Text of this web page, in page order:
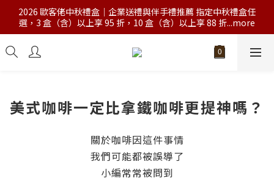
2026 歐客佬中秋禮盒｜企業送禮與伴手禮推薦 指定中秋禮盒任
選，3 盒（含）以上享 95 折，10 盒（含）以上享 88 折...more
美式咖啡一定比拿鐵咖啡更提神嗎？
關於咖啡因這件事情
我們可能都被誤導了
小編常常被問到